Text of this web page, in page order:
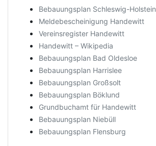
Bebauungsplan Schleswig-Holstein
Meldebescheinigung Handewitt
Vereinsregister Handewitt
Handewitt – Wikipedia
Bebauungsplan Bad Oldesloe
Bebauungsplan Harrislee
Bebauungsplan Großsolt
Bebauungsplan Böklund
Grundbuchamt für Handewitt
Bebauungsplan Niebüll
Bebauungsplan Flensburg